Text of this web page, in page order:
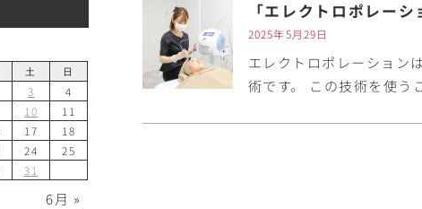
2025年5月29日
エレクトロポレーション
術です。 この技術を使
土 日
3
4
10
11
17
18
24
25
31
6月 »